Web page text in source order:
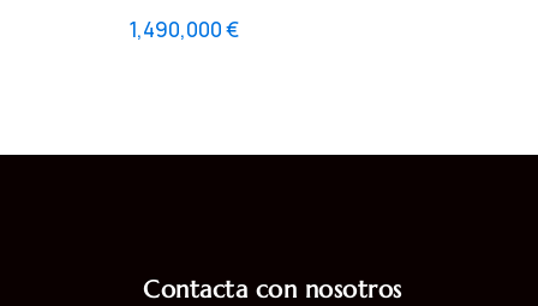
1,490,000 €
Contacta con nosotros